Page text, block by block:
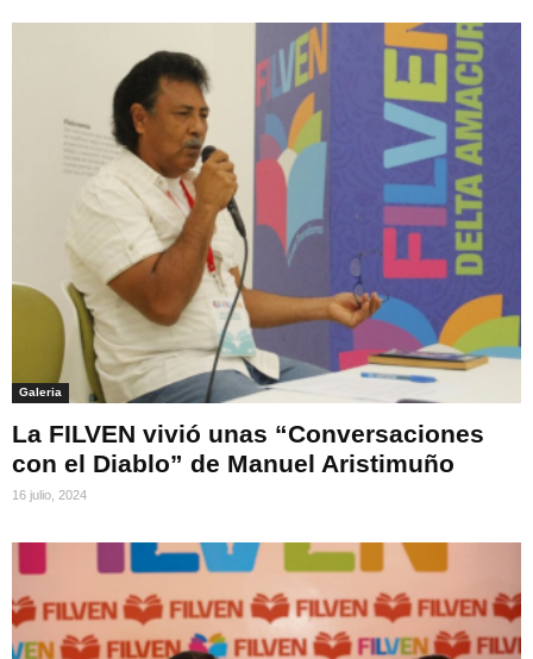
Galeria
La FILVEN vivió unas “Conversaciones
con el Diablo” de Manuel Aristimuño
16 julio, 2024